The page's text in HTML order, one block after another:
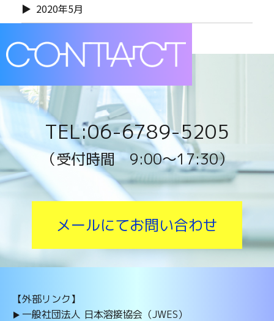
2020年5月
TEL:06-6789-5205
（受付時間 9:00〜17:30）
メールにてお問い合わせ
【外部リンク】
一般社団法人 日本溶接協会（JWES）